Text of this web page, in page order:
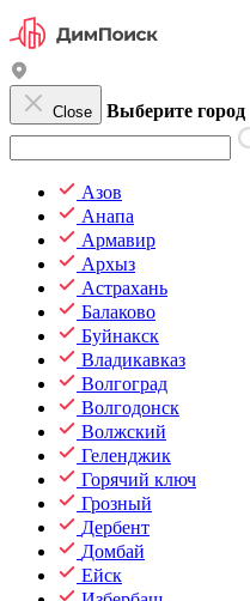
Close Выберите город
Азов
Анапа
Армавир
Архыз
Астрахань
Балаково
Буйнакск
Владикавказ
Волгоград
Волгодонск
Волжский
Геленджик
Горячий ключ
Грозный
Дербент
Домбай
Ейск